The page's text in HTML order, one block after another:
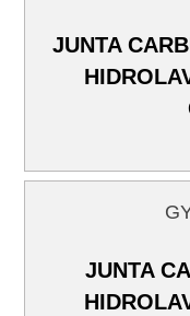
JUNTA
JUNTA